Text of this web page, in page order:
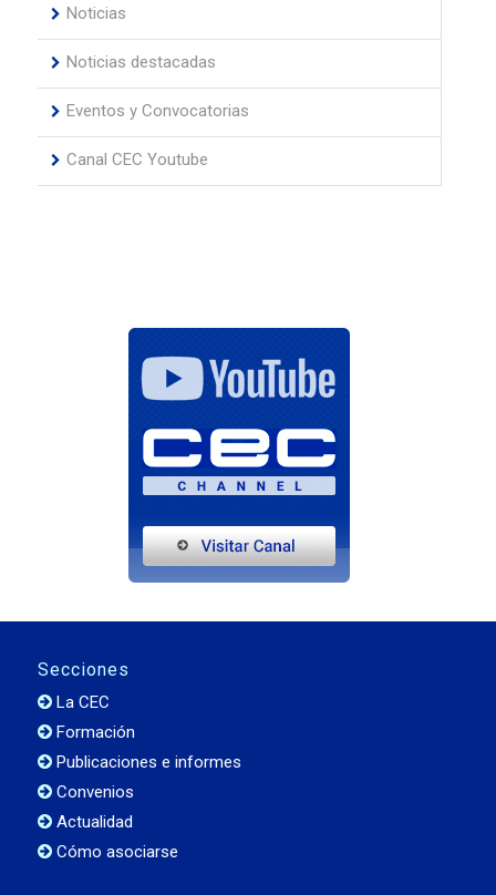
Noticias
Noticias destacadas
Eventos y Convocatorias
Canal CEC Youtube
Secciones
La CEC
Formación
Publicaciones e informes
Convenios
Actualidad
Cómo asociarse